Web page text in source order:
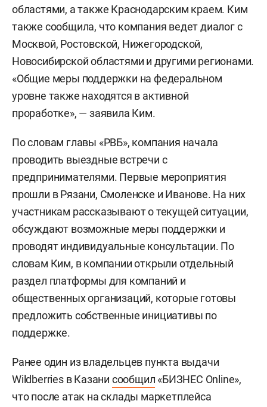
областями, а также Краснодарским краем. Ким
также сообщила, что компания ведет диалог с
Москвой, Ростовской, Нижегородской,
Новосибирской областями и другими регионами.
«Общие меры поддержки на федеральном
уровне также находятся в активной
проработке», — заявила Ким.
По словам главы «РВБ», компания начала
проводить выездные встречи с
предпринимателями. Первые мероприятия
прошли в Рязани, Смоленске и Иванове. На них
участникам рассказывают о текущей ситуации,
обсуждают возможные меры поддержки и
проводят индивидуальные консультации. По
словам Ким, в компании открыли отдельный
раздел платформы для компаний и
общественных организаций, которые готовы
предложить собственные инициативы по
поддержке.
Ранее один из владельцев пункта выдачи
Wildberries в Казани сообщил «БИЗНЕС Online»,
что после атак на склады маркетплейса